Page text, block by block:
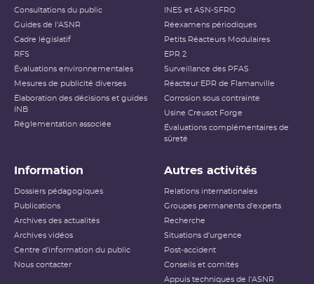
Consultations du public
Guides de l'ASNR
Cadre législatif
RFS
Évaluations environnementales
Mesures de publicité diverses
Élaboration des décisions et guides
INB
Réglementation associée
INES et ASN-SFRO
Réexamens périodiques
Petits Réacteurs Modulaires
EPR 2
Surveillance des PFAS
Réacteur EPR de Flamanville
Corrosion sous contrainte
Usine Creusot Forge
Évaluations complémentaires de
sûreté
Information
Dossiers pédagogiques
Publications
Archives des actualités
Archives vidéos
Centre d'information du public
Nous contacter
Autres activités
Relations internationales
Groupes permanents d'experts
Recherche
Situations d'urgence
Post-accident
Conseils et comités
Appuis techniques de l'ASNR